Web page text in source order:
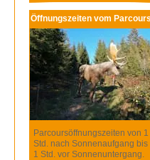
Öffnungszeiten vom Parcours
Parcoursöffnungszeiten von 1
Std. nach Sonnenaufgang bis
1 Std. vor Sonnenuntergang.